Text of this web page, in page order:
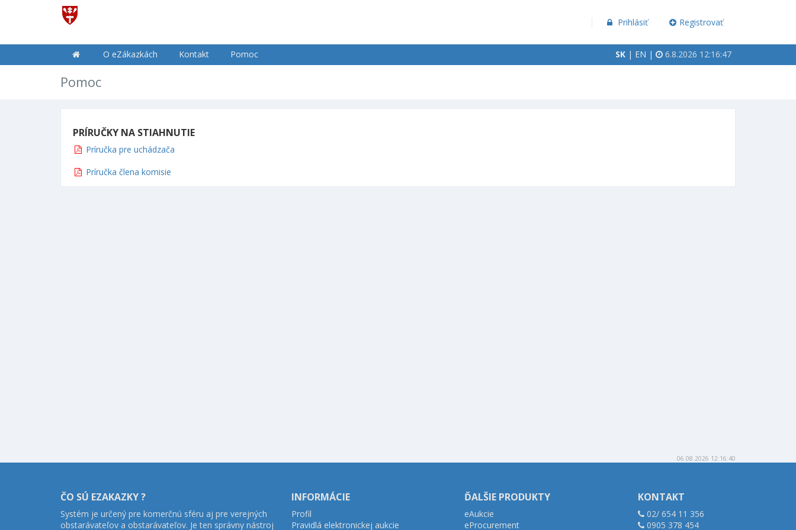
Prihlásiť Registrovať
O eZákazkách Kontakt Pomoc SK | EN | 6.8.2026 12:16:47
Pomoc
PRÍRUČKY NA STIAHNUTIE
Príručka pre uchádzača
Príručka člena komisie
06.08.2026 12:16:40
ČO SÚ EZAKAZKY ?
Systém je určený pre komerčnú sféru aj pre verejných
obstarávateľov a obstarávateľov. Je ten správny nástroj
INFORMÁCIE
Profil
Pravidlá elektronickej aukcie
ĎALŠIE PRODUKTY
eAukcie
eProcurement
KONTAKT
02/ 654 11 356
0905 378 454